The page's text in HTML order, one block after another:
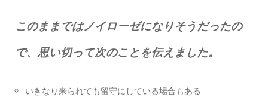
このままではノイローゼになりそうだったの
で、思い切って次のことを伝えました。
いきなり来られても留守にしている場合もある